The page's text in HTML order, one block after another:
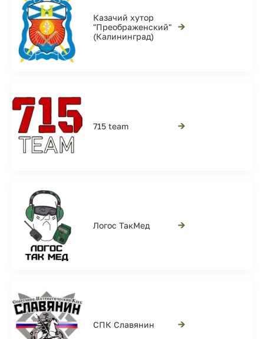
Казачий хутор
"Преображенский"
(Калининград)
→
715 team →
Логос ТакМед →
СПК Славянин →